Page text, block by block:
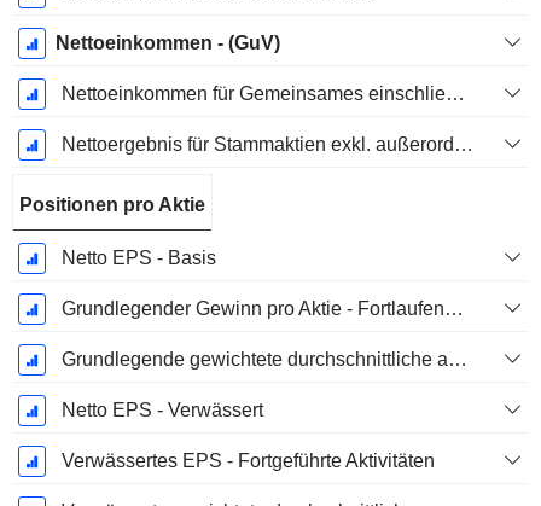
Nettoeinkommen - (GuV)
Nettoeinkommen für Gemeinsames einschließlich außerordentlicher Posten
Nettoergebnis für Stammaktien exkl. außerordentliche Posten
Positionen pro Aktie
Netto EPS - Basis
Grundlegender Gewinn pro Aktie - Fortlaufende Geschäftstätigkeit
Grundlegende gewichtete durchschnittliche ausstehende Aktien
Netto EPS - Verwässert
Verwässertes EPS - Fortgeführte Aktivitäten